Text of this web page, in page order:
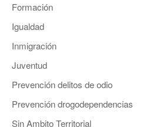
Formación
Igualdad
Inmigración
Juventud
Prevención delitos de odio
Prevención drogodependencias
Sin Ambito Territorial